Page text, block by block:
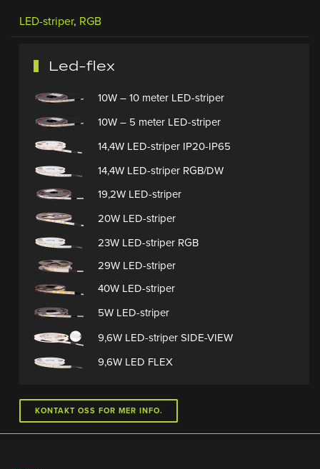
LED-striper, RGB
Led-flex
10W – 10 meter LED-striper
10W – 5 meter LED-striper
14,4W LED-striper IP20-IP65
14,4W LED-striper RGB/DW
19,2W LED-striper
20W LED-striper
23W LED-striper RGB
29W LED-striper
40W LED-striper
5W LED-striper
9,6W LED-striper SIDE-VIEW
9,6W LED FLEX
KONTAKT OSS FOR MER INFO.